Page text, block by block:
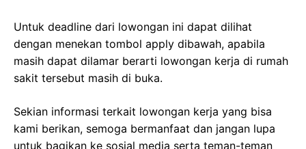
Untuk deadline dari lowongan ini dapat dilihat
dengan menekan tombol apply dibawah, apabila
masih dapat dilamar berarti lowongan kerja di rumah
sakit tersebut masih di buka.
Sekian informasi terkait lowongan kerja yang bisa
kami berikan, semoga bermanfaat dan jangan lupa
untuk bagikan ke sosial media serta teman-teman